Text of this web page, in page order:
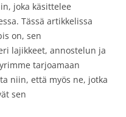
joka käsittelee
Tässä artikkelissa
on, sen
lajikkeet, annostelun ja
tarjoamaan
niin, että myös ne, jotka
sen